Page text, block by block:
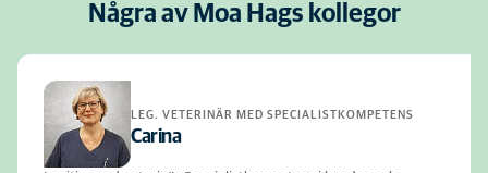
Några av Moa Hags kollegor
LEG. VETERINÄR MED SPECIALISTKOMPETENS
Carina